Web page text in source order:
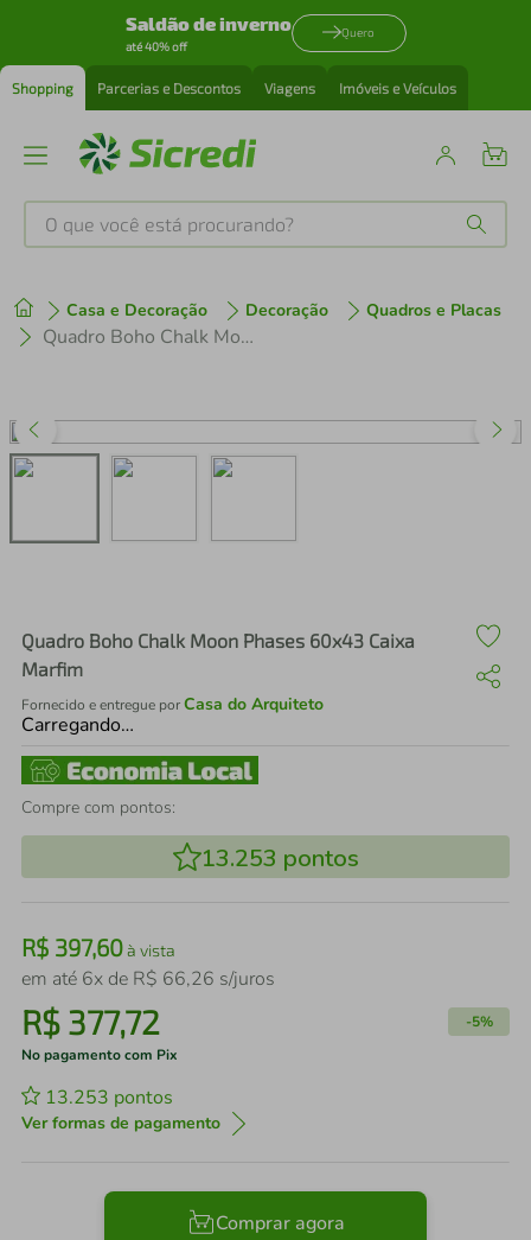
Saldão de inverno
até 40% off
Quero
Shopping Parcerias e Descontos Viagens Imóveis e Veículos
O que você está procurando?
Casa e Decoração Decoração Quadros e Placas
Quadro Boho Chalk Moon Phases 60x43 Caixa Marfim
Quadro Boho Chalk Moon Phases 60x43 Caixa
Marfim
Fornecido e entregue porCasa do Arquiteto
Carregando…
Compre com pontos:
13.253 pontos
R$ 397,60à vista
em até 6x de R$ 66,26 s/juros
R$ 377,72 -5%
No pagamento com Pix
13.253 pontos
Ver formas de pagamento
Comprar agora
1º tenis
perfume